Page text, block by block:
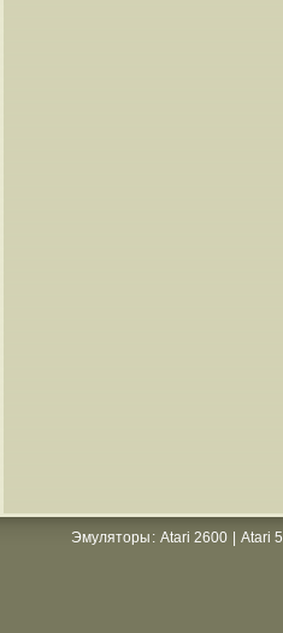
Эмуляторы : Atari 2600 Atari